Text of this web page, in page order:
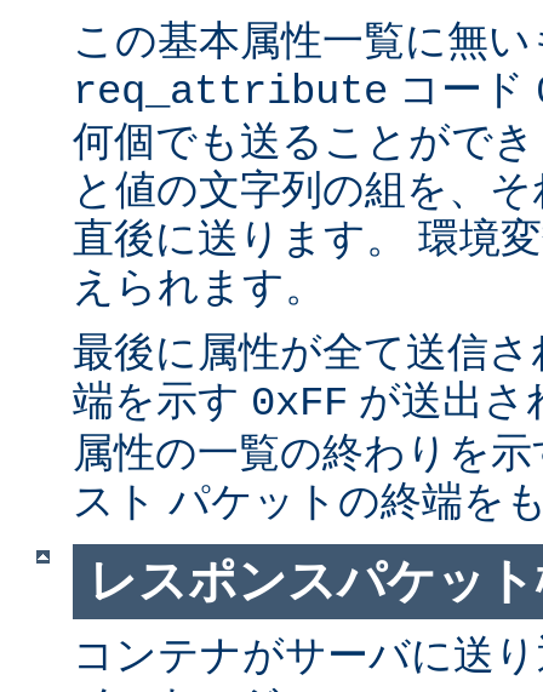
この基本属性一覧に無
req_attribute コード
何個でも送ることがで
と値の文字列の組を、
直後に送ります。 環境
えられます。
最後に属性が全て送信
端を示す 0xFF が送出さ
属性の一覧の終わりを
スト パケットの終端を
レスポンスパケッ
コンテナがサーバに送